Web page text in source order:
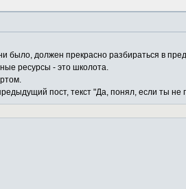
было, должен прекрасно разбираться в
ресурсы - это школота.
пост, текст "Да, понял, если ты не